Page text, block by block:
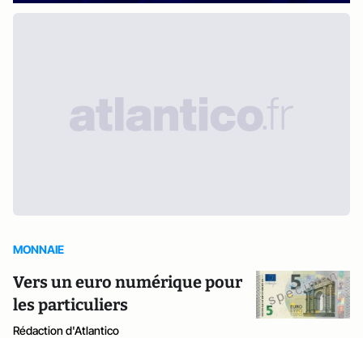
MONNAIE
Vers un euro numérique pour
les particuliers
Rédaction d'Atlantico